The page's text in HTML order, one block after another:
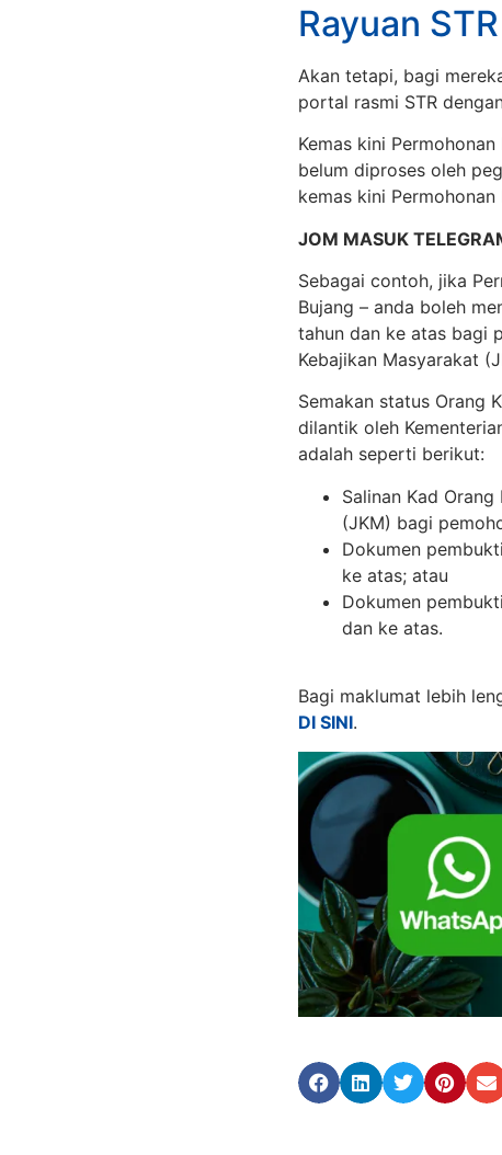
Rayuan
Akan tetapi, bagi
portal rasmi STR
Kemas kini
belum diproses oleh
kemas kini
JOM MASUK
Sebagai contoh, jika
Bujang – anda boleh
tahun dan ke atas bagi
Kebajikan Masyarakat
Semakan status Orang
dilantik oleh
adalah seperti berikut:
Salinan Kad
(JKM) bagi
Dokumen
ke atas; atau
Dokumen
dan ke atas.
Bagi maklumat lebih
DI SINI.